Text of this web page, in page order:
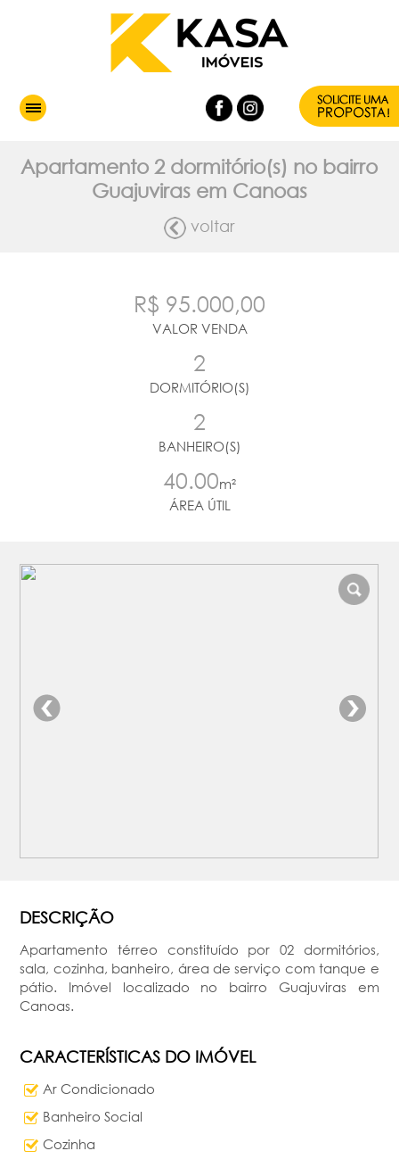
Apartamento 2 dormitório(s) no bairro
Guajuviras em Canoas
voltar
R$ 95.000,00
VALOR VENDA
2
DORMITÓRIO(S)
2
BANHEIRO(S)
40.00m²
ÁREA ÚTIL
DESCRIÇÃO
Apartamento térreo constituído por 02 dormitórios,
sala, cozinha, banheiro, área de serviço com tanque e
pátio. Imóvel localizado no bairro Guajuviras em
Canoas.
CARACTERÍSTICAS DO IMÓVEL
Ar Condicionado
Banheiro Social
Cozinha